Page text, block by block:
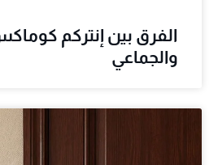
الفرق بين إنتركم
والجماعي